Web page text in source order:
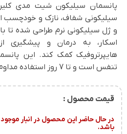
پانسمان سیلیکون شیت مدی
سیلیکونی شفاف، نازک و خودچسب
و ژل سیلیکونی نرم طراحی شده تا
اسکار، به درمان و پیشگیری
هایپرتروفیک کمک کند. این
تنفس است و تا 7 روز استفاده مداوم را پشتیبانی می‌کند.
قیمت محصول :
در حال حاضر این محصول در انبار
باشد.